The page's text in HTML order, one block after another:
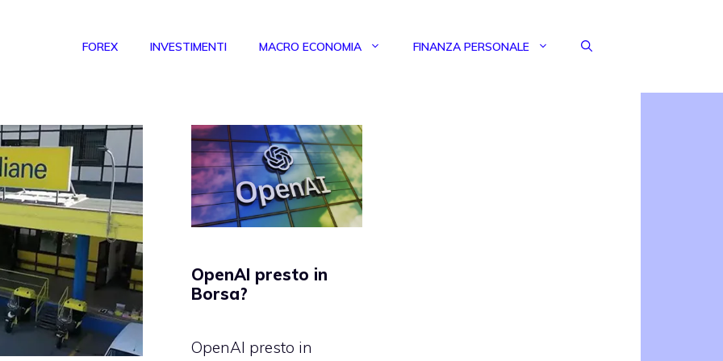
FOREX INVESTIMENTI MACRO ECONOMIA FINANZA PERSONALE
OpenAI presto in
Borsa?
OpenAI presto in